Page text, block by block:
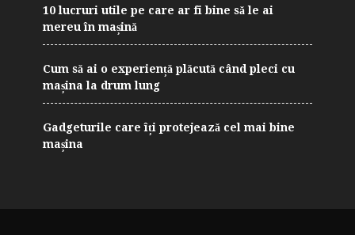
10 lucruri utile pe care ar fi bine să le ai
mereu în mașină
Cum să ai o experiență plăcută când pleci cu
mașina la drum lung
Gadgeturile care îți protejează cel mai bine
mașina